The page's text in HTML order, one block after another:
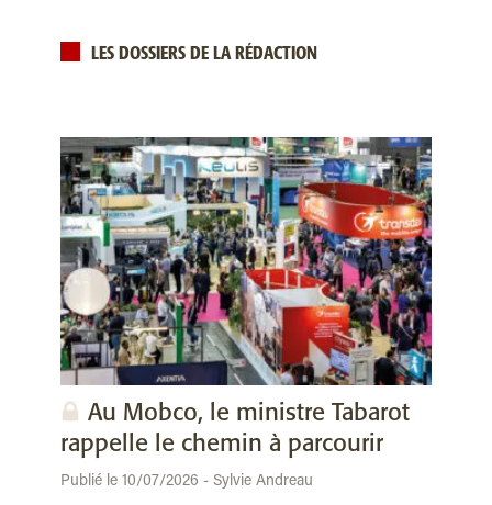
LES DOSSIERS DE LA RÉDACTION
Au Mobco, le ministre Tabarot
rappelle le chemin à parcourir
Publié le 10/07/2026 - Sylvie Andreau